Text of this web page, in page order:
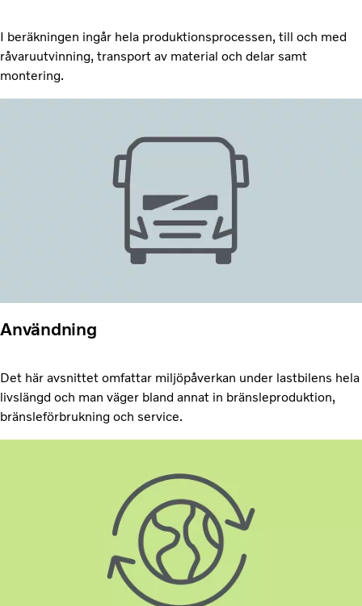
I beräkningen ingår hela produktionsprocessen, till och med
råvaruutvinning, transport av material och delar samt
montering.
Användning
Det här avsnittet omfattar miljöpåverkan under lastbilens hela
livslängd och man väger bland annat in bränsleproduktion,
bränsleförbrukning och service.